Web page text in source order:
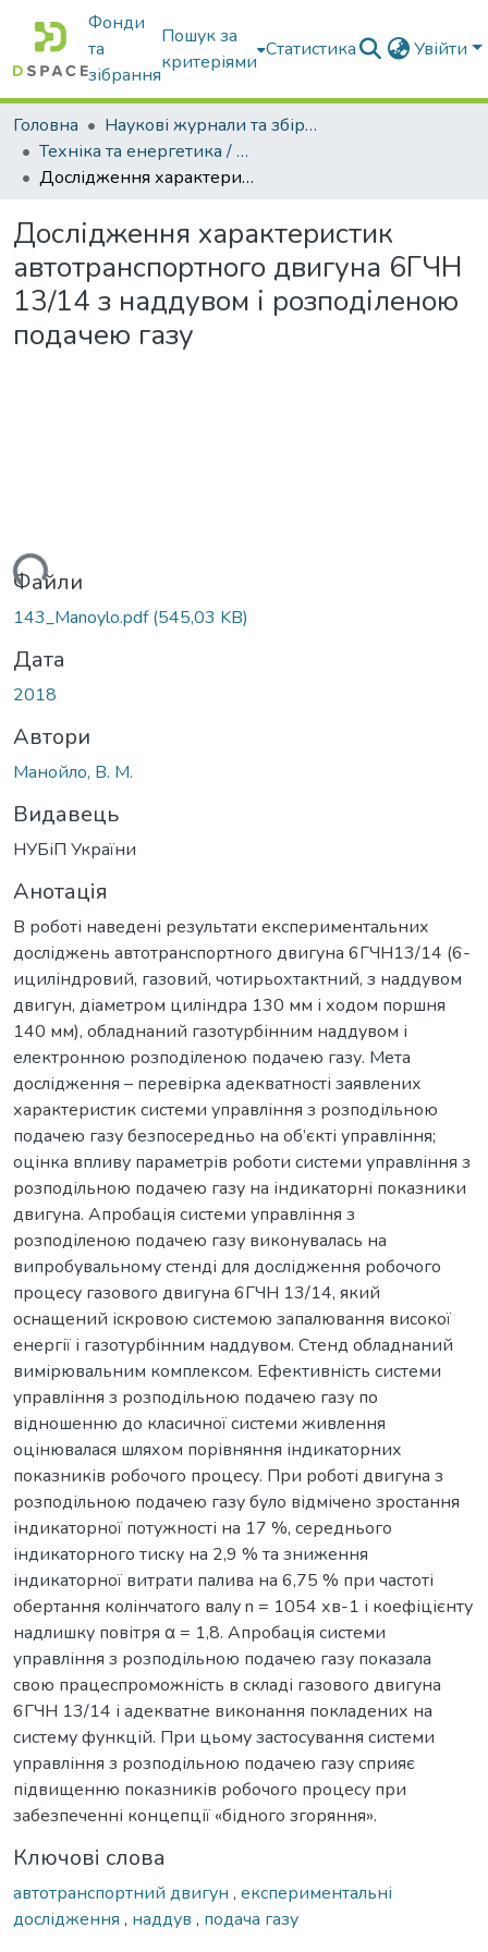
Фонди
та
зібрання
Пошук за
критеріями
Статистика Увійти
Головна
Наукові журнали та збірники видань
Техніка та енергетика / Machinery & Energetics
Дослідження характеристик автотранспортного двигуна 6ГЧН 13/14 з наддувом і розподіленою подачею газу
Дослідження характеристик
автотранспортного двигуна 6ГЧН
13/14 з наддувом і розподіленою
подачею газу
Файли
143_Manoylo.pdf(545,03 KB)
Дата
2018
Автори
Манойло, В. М.
Видавець
НУБіП України
Анотація
В роботі наведені результати експериментальних
досліджень автотранспортного двигуна 6ГЧН13/14 (6-
ициліндровий, газовий, чотирьохтактний, з наддувом
двигун, діаметром циліндра 130 мм і ходом поршня
140 мм), обладнаний газотурбінним наддувом і
електронною розподіленою подачею газу. Мета
дослідження – перевірка адекватності заявлених
характеристик системи управління з розподільною
подачею газу безпосередньо на об’єкті управління;
оцінка впливу параметрів роботи системи управління з
розподільною подачею газу на індикаторні показники
двигуна. Апробація системи управління з
розподіленою подачею газу виконувалась на
випробувальному стенді для дослідження робочого
процесу газового двигуна 6ГЧН 13/14, який
оснащений іскровою системою запалювання високої
енергії і газотурбінним наддувом. Стенд обладнаний
вимірювальним комплексом. Ефективність системи
управління з розподільною подачею газу по
відношенню до класичної системи живлення
оцінювалася шляхом порівняння індикаторних
показників робочого процесу. При роботі двигуна з
розподільною подачею газу було відмічено зростання
індикаторної потужності на 17 %, середнього
індикаторного тиску на 2,9 % та зниження
індикаторної витрати палива на 6,75 % при частоті
обертання колінчатого валу n = 1054 хв-1 і коефіцієнту
надлишку повітря α = 1,8. Апробація системи
управління з розподільною подачею газу показала
свою працеспроможність в складі газового двигуна
6ГЧН 13/14 і адекватне виконання покладених на
систему функцій. При цьому застосування системи
управління з розподільною подачею газу сприяє
підвищенню показників робочого процесу при
забезпеченні концепції «бідного згоряння».
Ключові слова
автотранспортний двигун , експериментальні
дослідження , наддув , подача газу